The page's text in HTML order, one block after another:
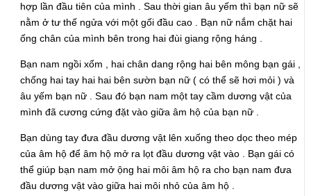
hợp lần đầu tiên của mình . Sau thời gian âu yếm thì bạn nữ sẽ
nằm ở tư thế ngửa với một gối đầu cao . Bạn nữ nắm chặt hai
ống chân của mình bên trong hai đùi giang rộng háng .
Bạn nam ngồi xổm , hai chân dang rộng hai bên mông bạn gái ,
chống hai tay hai hai bên sườn bạn nữ ( có thể sẽ hơi mỏi ) và
âu yếm bạn nữ . Sau đó bạn nam một tay cầm dương vật của
mình đã cương cứng đặt vào giữa âm hộ của bạn nữ .
Bạn dùng tay đưa đầu dương vật lên xuống theo dọc theo mép
của âm hộ để âm hộ mở ra lọt đầu dương vật vào . Bạn gái có
thể giúp bạn nam mở ộng hai môi âm hộ ra cho bạn nam đưa
đầu dương vật vào giữa hai môi nhỏ của âm hộ .